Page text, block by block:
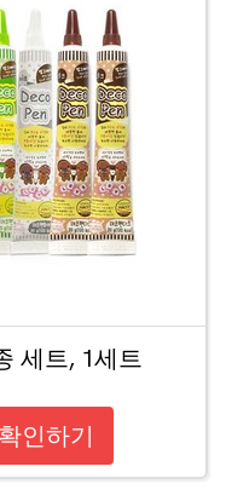
세트, 1세트
인하기